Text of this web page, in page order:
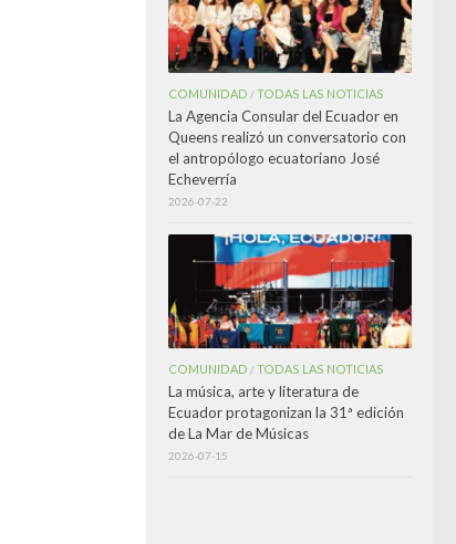
COMUNIDAD /TODAS LAS NOTICIAS
La Agencia Consular del Ecuador en
Queens realizó un conversatorio con
el antropólogo ecuatoriano José
Echeverría
2026-07-22
COMUNIDAD /TODAS LAS NOTICIAS
La música, arte y literatura de
Ecuador protagonizan la 31ª edición
de La Mar de Músicas
2026-07-15